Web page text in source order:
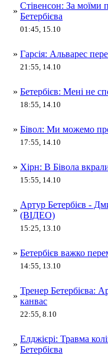
»
Стівенсон: За моїми
Бетербієва
01:45, 15.10
» Гарсія: Альварес
21:55, 14.10
» Бетербієв: Мені не
18:55, 14.10
» Бівол: Ми можемо
17:55, 14.10
» Хірн: В Бівола
15:55, 14.10
»
Артур Бетербієв -
(ВІДЕО)
15:25, 13.10
» Бетербієв важко
14:55, 13.10
»
Тренер Бетербієва:
канвас
22:55, 8.10
»
Елджієрі: Травма
Бетербієва